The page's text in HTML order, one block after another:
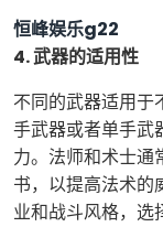
恒峰娱乐g22
4. 武器的适用性
不同的武器适用于
手武器或者单手武
力。法师和术士通
书，以提高法术的
业和战斗风格，选